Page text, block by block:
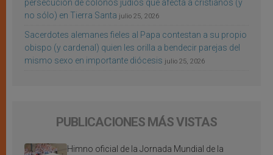
persecución de colonos judíos que afecta a cristianos (y
no sólo) en Tierra Santa julio 25, 2026
Sacerdotes alemanes fieles al Papa contestan a su propio
obispo (y cardenal) quien les orilla a bendecir parejas del
mismo sexo en importante diócesis julio 25, 2026
PUBLICACIONES MÁS VISTAS
Himno oficial de la Jornada Mundial de la